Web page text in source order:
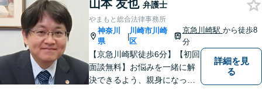
判所から依頼を受ける事件も
多数経験しています。1人で悩
まずに、是非ご相談くださ
い。
山本 友也 弁護士
やまもと総合法律事務所
神奈川
県
|
川崎市川崎
区
京急川崎駅 から徒歩8
分
【京急川崎駅徒歩6分】【初回
面談無料】お悩みを一緒に解
決できるよう、親身になっ
詳細を見
る